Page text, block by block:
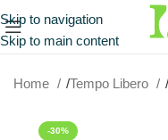
Skip to navigation
Skip to main content
Home Tempo Libero
-30%